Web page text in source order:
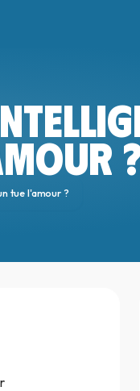
tue l'amour ?